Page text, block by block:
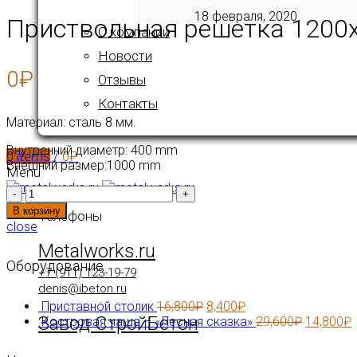
18 февраля, 2020
О компании
Новости
Отзывы
Контакты
0items / 0₽
Menu
Телефоны
Metalworks.ru
+7 (911) 123-19-79
denis@ibeton.ru
Завод СтройБетон
Приствольная решетка
0₽
Материал: сталь 8 мм.
Внутренний диаметр: 400 mm
Внешний размер:1000 mm
Количество
В корзину
close
Оборудование
Приставной столик 16,800₽ 8,400₽
Костровая чаша – «Лесная сказка» 29,600₽ 14,800₽